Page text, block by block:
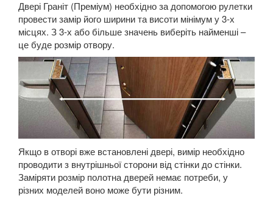
Двері Граніт (Преміум) необхідно за допомогою рулетки
провести замір його ширини та висоти мінімум у 3-х
місцях. З 3-х або більше значень виберіть найменші –
це буде розмір отвору.
Якщо в отворі вже встановлені двері, вимір необхідно
проводити з внутрішньої сторони від стінки до стінки.
Заміряти розмір полотна дверей немає потреби, у
різних моделей воно може бути різним.